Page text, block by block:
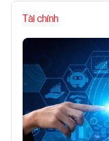
Tài chính